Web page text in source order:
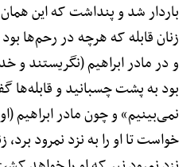
باردار شد و پنداشت که این
زنان قابله که هرچه در رحم‌ها
و در مادر ابراهیم (نگریستند و
بود به پشت چسبانید و قابله‌ها
نمی‌بینیم» و چون مادر ابراهیم
خواست تا او را به نزد نمرود